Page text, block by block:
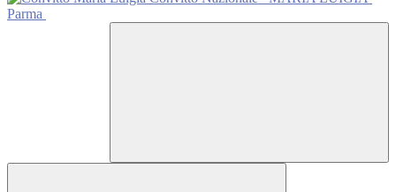
Parma